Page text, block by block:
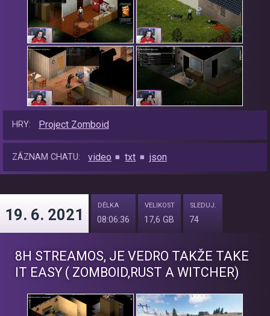
HRY: Project Zomboid
ZÁZNAM CHATU: video txt json
19. 6. 2021
DÉLKA
08:06:36
VELIKOST
17,6 GB
SLEDUJ.
74
8H STREAMOS, JE VEDRO TAKŽE TAKE
IT EASY ( ZOMBOID,RUST A WITCHER)